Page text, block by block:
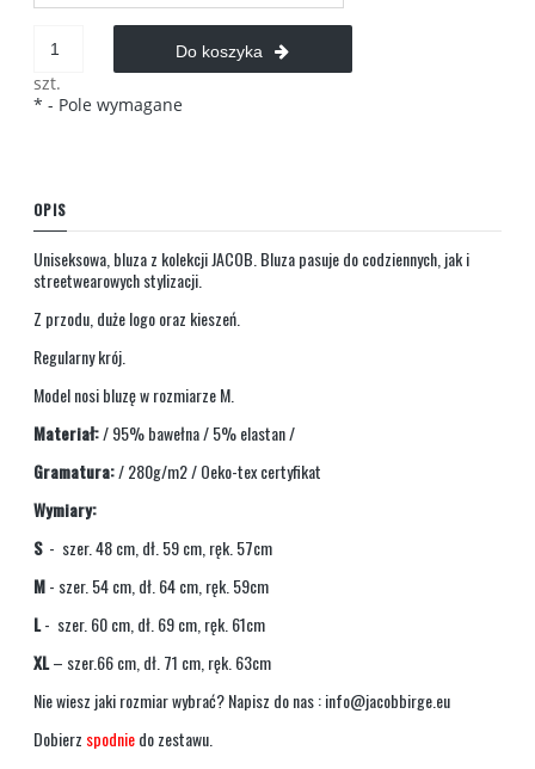
szt.
Do koszyka
* - Pole wymagane
OPIS
Uniseksowa, bluza z kolekcji JACOB. Bluza pasuje do codziennych, jak i
streetwearowych stylizacji.
Z przodu, duże logo oraz kieszeń.
Regularny krój.
Model nosi bluzę w rozmiarze M.
Materiał:/ 95% bawełna / 5% elastan /
Gramatura:/ 280g/m2 / Oeko-tex certyfikat
Wymiary:
S - szer. 48 cm, dł. 59 cm, ręk. 57cm
M- szer. 54 cm, dł. 64 cm, ręk. 59cm
L- szer. 60 cm, dł. 69 cm, ręk. 61cm
XL– szer.66 cm, dł. 71 cm, ręk. 63cm
Nie wiesz jaki rozmiar wybrać? Napisz do nas :info@jacobbirge.eu
Dobierz spodniedo zestawu.